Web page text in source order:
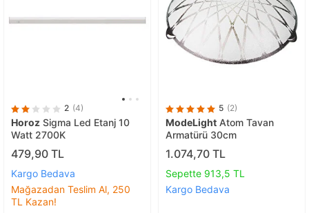
2 (4)
Horoz Sigma Led Etanj 10
Watt 2700K
479,90 TL
Kargo Bedava
Mağazadan Teslim Al, 250
TL Kazan!
5 (2)
ModeLight Atom Tavan
Armatürü 30cm
1.074,70 TL
Sepette 913,5 TL
Kargo Bedava